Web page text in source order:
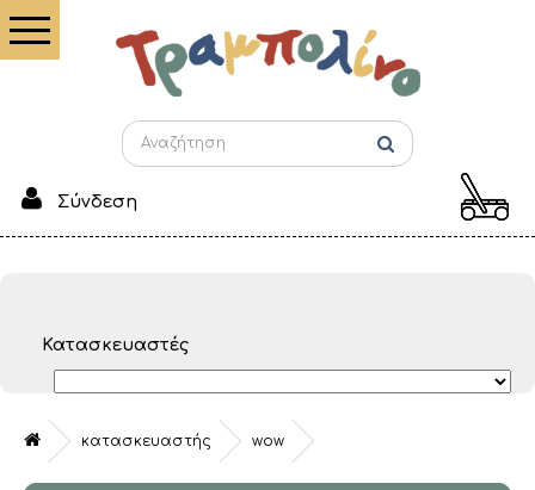
Σύνδεση
Κατασκευαστές
κατασκευαστής wow